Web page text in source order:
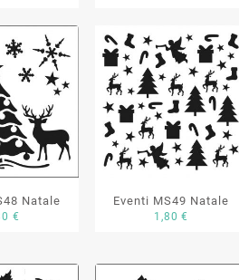
Natale
€
Eventi MS49 Natale
1,80€